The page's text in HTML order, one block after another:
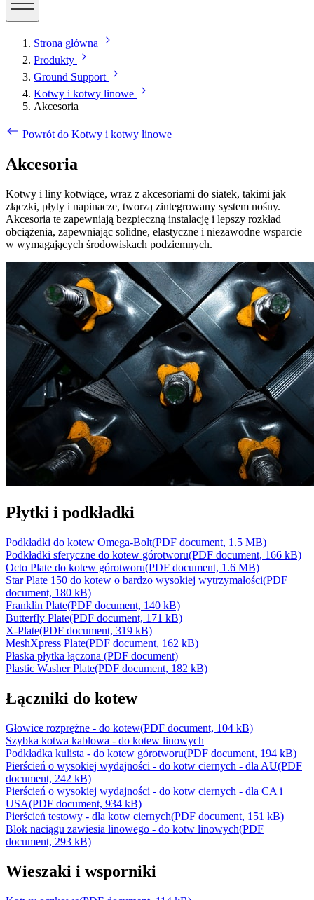
Strona główna
Produkty
Ground Support
Kotwy i kotwy linowe
Akcesoria
Powrót do Kotwy i kotwy linowe
Akcesoria
Kotwy i liny kotwiące, wraz z akcesoriami do siatek, takimi jak
złączki, płyty i napinacze, tworzą zintegrowany system nośny.
Akcesoria te zapewniają bezpieczną instalację i lepszy rozkład
obciążenia, zapewniając solidne, elastyczne i niezawodne wsparcie
w wymagających środowiskach podziemnych.
Płytki i podkładki
Podkładki do kotew Omega-Bolt(PDF document, 1.5 MB)
Podkładki sferyczne do kotew górotworu(PDF document, 166 kB)
Octo Plate do kotew górotworu(PDF document, 1.6 MB)
Star Plate 150 do kotew o bardzo wysokiej wytrzymałości(PDF
document, 180 kB)
Franklin Plate(PDF document, 140 kB)
Butterfly Plate(PDF document, 171 kB)
X-Plate(PDF document, 319 kB)
MeshXpress Plate(PDF document, 162 kB)
Płaska płytka łączona (PDF document)
Plastic Washer Plate(PDF document, 182 kB)
Łączniki do kotew
Głowice rozprężne - do kotew(PDF document, 104 kB)
Szybka kotwa kablowa - do kotew linowych
Podkładka kulista - do kotew górotworu(PDF document, 194 kB)
Pierścień o wysokiej wydajności - do kotw ciernych - dla AU(PDF
document, 242 kB)
Pierścień o wysokiej wydajności - do kotw ciernych - dla CA i
USA(PDF document, 934 kB)
Pierścień testowy - dla kotw ciernych(PDF document, 151 kB)
Blok naciągu zawiesia linowego - do kotw linowych(PDF
document, 293 kB)
Wieszaki i wsporniki